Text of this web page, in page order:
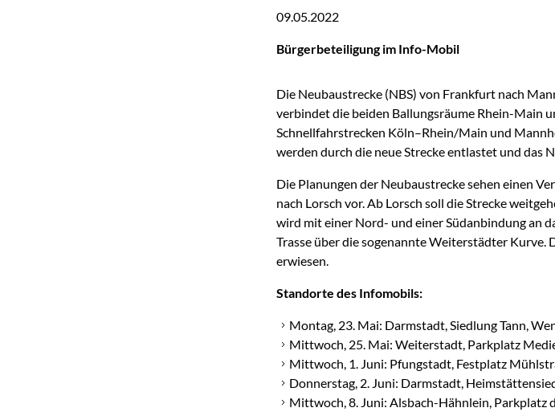
09.05.2022
Bürgerbeteiligung im Info-Mobil
Die Neubaustrecke (NBS) von Frankfurt nach
verbindet die beiden Ballungsräume Rhein-Main
Schnellfahrstrecken Köln–Rhein/Main und
werden durch die neue Strecke entlastet und das
Die Planungen der Neubaustrecke sehen einen
nach Lorsch vor. Ab Lorsch soll die Strecke
wird mit einer Nord- und einer Südanbindung an
Trasse über die sogenannte Weiterstädter Kurve.
erwiesen.
Standorte des Infomobils:
Montag, 23. Mai: Darmstadt, Siedlung Tann,
Mittwoch, 25. Mai: Weiterstadt, Parkplatz
Mittwoch, 1. Juni: Pfungstadt, Festplatz
Donnerstag, 2. Juni: Darmstadt,
Mittwoch, 8. Juni: Alsbach-Hähnlein,